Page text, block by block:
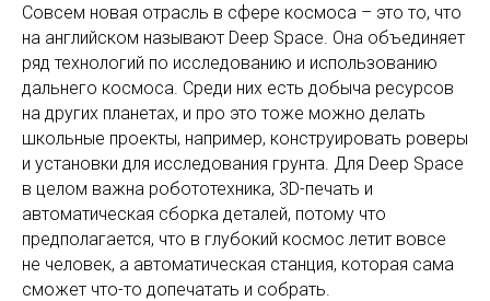
Совсем новая отрасль в сфере космоса – это то, что
на английском называют Deep Space. Она объединяет
ряд технологий по исследованию и использованию
дальнего космоса. Среди них есть добыча ресурсов
на других планетах, и про это тоже можно делать
школьные проекты, например, конструировать роверы
и установки для исследования грунта. Для Deep Space
в целом важна робототехника, 3D-печать и
автоматическая сборка деталей, потому что
предполагается, что в глубокий космос летит вовсе
не человек, а автоматическая станция, которая сама
сможет что-то допечатать и собрать.